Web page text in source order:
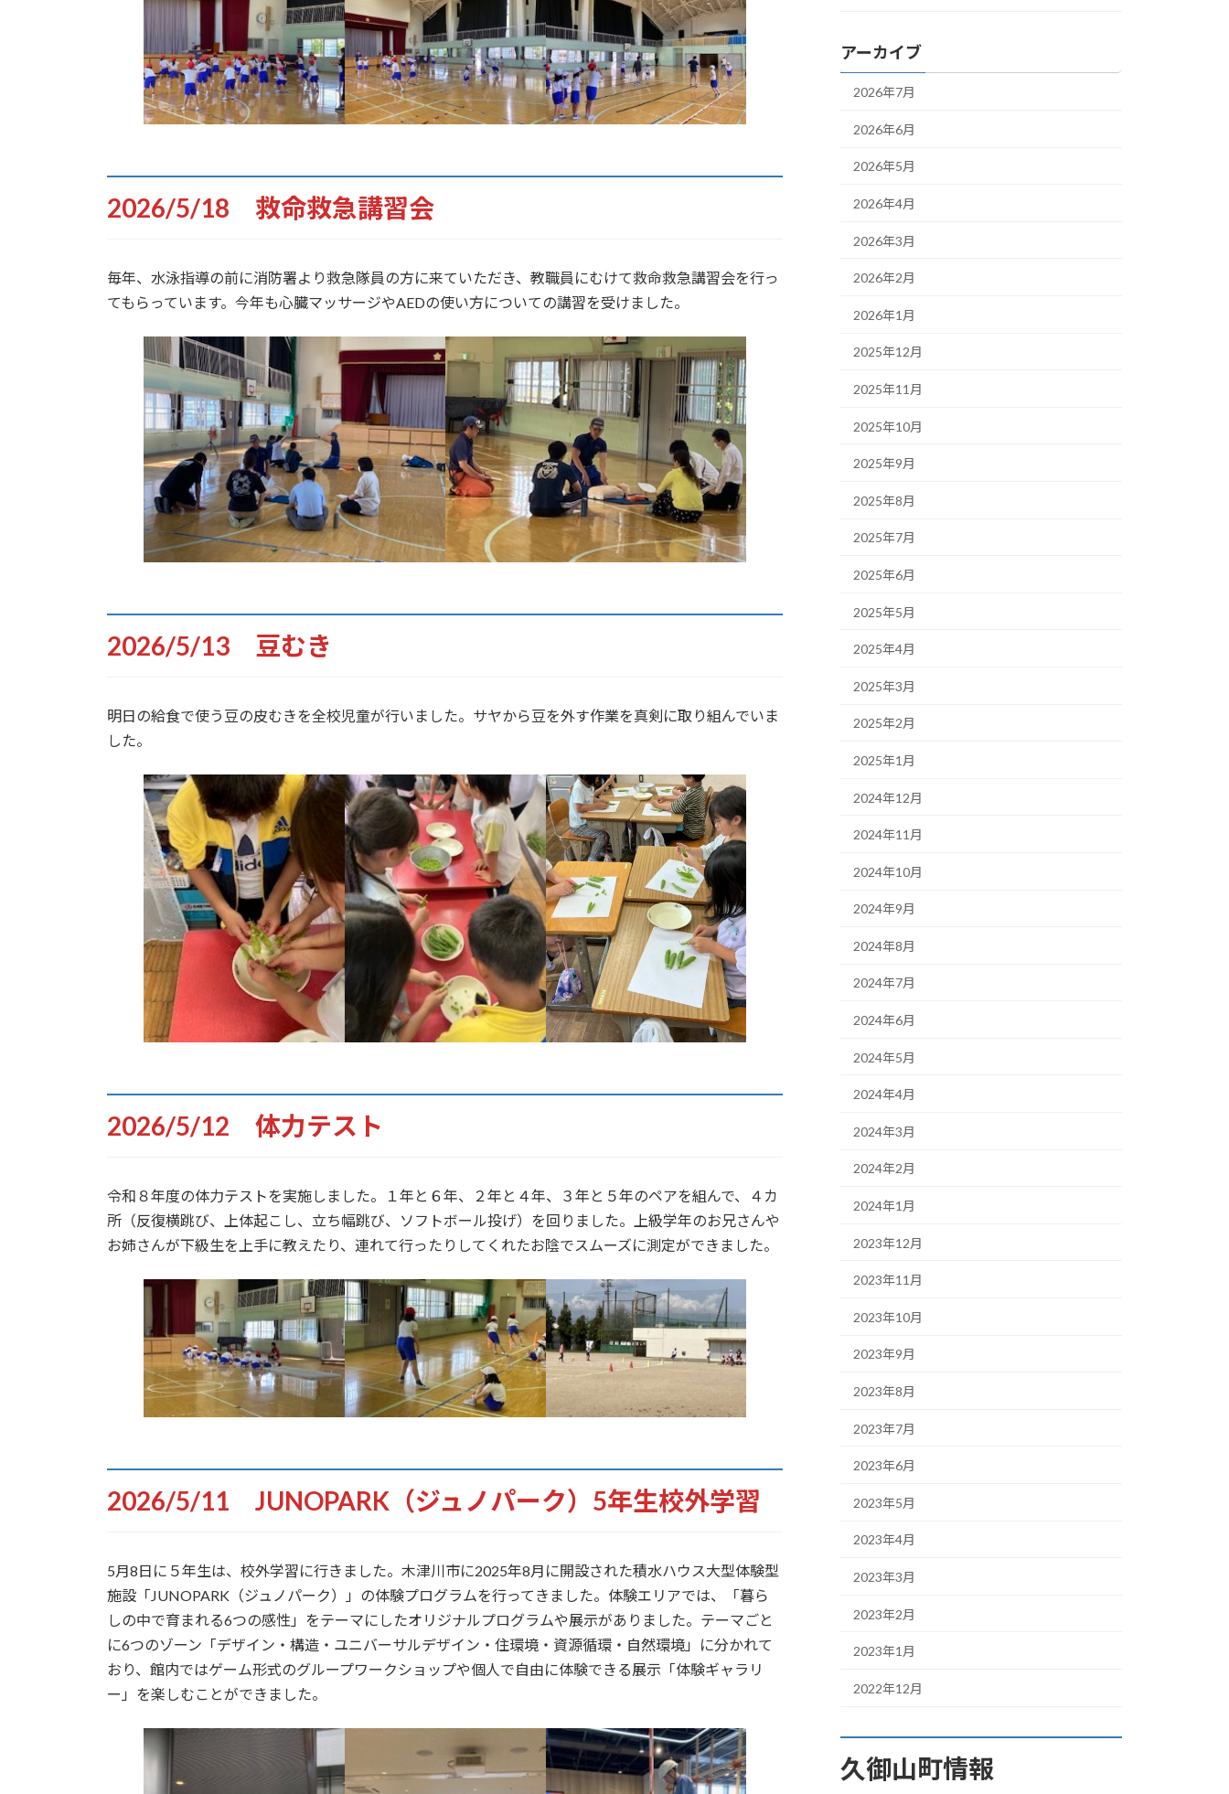
2026/5/18 救命救急講習会
毎年、水泳指導の前に消防署より救急隊員の方に来ていただき、教職員にむけて救命救急講習会を行っ
てもらっています。今年も心臓マッサージやAEDの使い方についての講習を受けました。
2026/5/13 豆むき
明日の給食で使う豆の皮むきを全校児童が行いました。サヤから豆を外す作業を真剣に取り組んでいま
した。
2026/5/12 体力テスト
令和８年度の体力テストを実施しました。１年と６年、２年と４年、３年と５年のペアを組んで、４カ
所（反復横跳び、上体起こし、立ち幅跳び、ソフトボール投げ）を回りました。上級学年のお兄さんや
お姉さんが下級生を上手に教えたり、連れて行ったりしてくれたお陰でスムーズに測定ができました。
2026/5/11 JUNOPARK（ジュノパーク）5年生校外学習
5月8日に５年生は、校外学習に行きました。木津川市に2025年8月に開設された積水ハウス大型体験型
施設「JUNOPARK（ジュノパーク）」の体験プログラムを行ってきました。体験エリアでは、「暮ら
しの中で育まれる6つの感性」をテーマにしたオリジナルプログラムや展示がありました。テーマごと
に6つのゾーン「デザイン・構造・ユニバーサルデザイン・住環境・資源循環・自然環境」に分かれて
おり、館内ではゲーム形式のグループワークショップや個人で自由に体験できる展示「体験ギャラリ
ー」を楽しむことができました。
アーカイブ
2026年7月
2026年6月
2026年5月
2026年4月
2026年3月
2026年2月
2026年1月
2025年12月
2025年11月
2025年10月
2025年9月
2025年8月
2025年7月
2025年6月
2025年5月
2025年4月
2025年3月
2025年2月
2025年1月
2024年12月
2024年11月
2024年10月
2024年9月
2024年8月
2024年7月
2024年6月
2024年5月
2024年4月
2024年3月
2024年2月
2024年1月
2023年12月
2023年11月
2023年10月
2023年9月
2023年8月
2023年7月
2023年6月
2023年5月
2023年4月
2023年3月
2023年2月
2023年1月
2022年12月
久御山町情報